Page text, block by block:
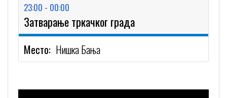
23:00 - 00:00
Затварање тркачког града
Место: Нишка Бања